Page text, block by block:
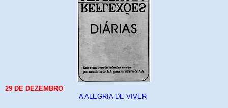
29 DE DEZEMBRO
A ALEGRIA DE VIVER